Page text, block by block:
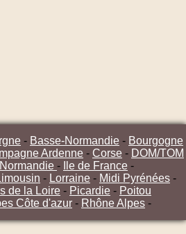
- Basse-Normandie - Bourgogne
Ardenne - Corse - DOM/TOM
- Ile de France -
- Lorraine - Midi Pyrénées -
de la Loire - Picardie - Poitou
Côte d'azur - Rhône Alpes -